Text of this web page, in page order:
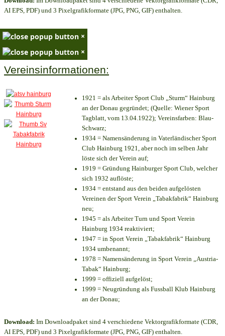
AI EPS, PDF) und 3 Pixelgrafikformate (JPG, PNG, GIF) enthalten.
×
×
Vereinsinformationen:
1921 = als Arbeiter Sport Club „Sturm“ Hainburg
an der Donau gegründet; (Quelle: Wiener Sport
Tagblatt, vom 13.04.1922); Vereinsfarben: Blau-
Schwarz;
1934 = Namensänderung in Vaterländischer Sport
Club Hainburg 1921, aber noch im selben Jahr
löste sich der Verein auf;
1919 = Gründung Hainburger Sport Club, welcher
sich 1932 auflöste;
1934 = entstand aus den beiden aufgelösten
Vereinen der Sport Verein „Tabakfabrik“ Hainburg
neu;
1945 = als Arbeiter Turn und Sport Verein
Hainburg 1934 reaktiviert;
1947 = in Sport Verein „Tabakfabrik“ Hainburg
1934 umbenannt;
1978 = Namensänderung in Sport Verein „Austria-
Tabak“ Hainburg;
1999 = offiziell aufgelöst;
1999 = Neugründung als Fussball Klub Hainburg
an der Donau;
Download: Im Downloadpaket sind 4 verschiedene Vektorgrafikformate (CDR,
AI EPS, PDF) und 3 Pixelgrafikformate (JPG, PNG, GIF) enthalten.